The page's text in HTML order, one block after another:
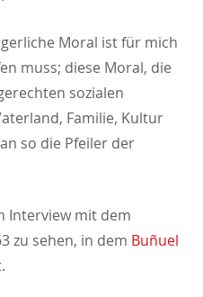
Moral ist für mich
muss; diese Moral, die
sozialen
Familie, Kultur
so die Pfeiler der
Interview mit dem
zu sehen, in dem Buñuel